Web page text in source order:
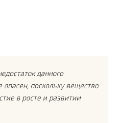
данного
поскольку вещество
в росте и развитии